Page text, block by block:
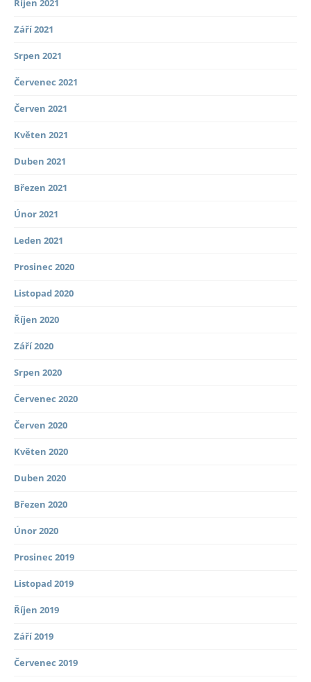
Říjen 2021
Září 2021
Srpen 2021
Červenec 2021
Červen 2021
Květen 2021
Duben 2021
Březen 2021
Únor 2021
Leden 2021
Prosinec 2020
Listopad 2020
Říjen 2020
Září 2020
Srpen 2020
Červenec 2020
Červen 2020
Květen 2020
Duben 2020
Březen 2020
Únor 2020
Prosinec 2019
Listopad 2019
Říjen 2019
Září 2019
Červenec 2019